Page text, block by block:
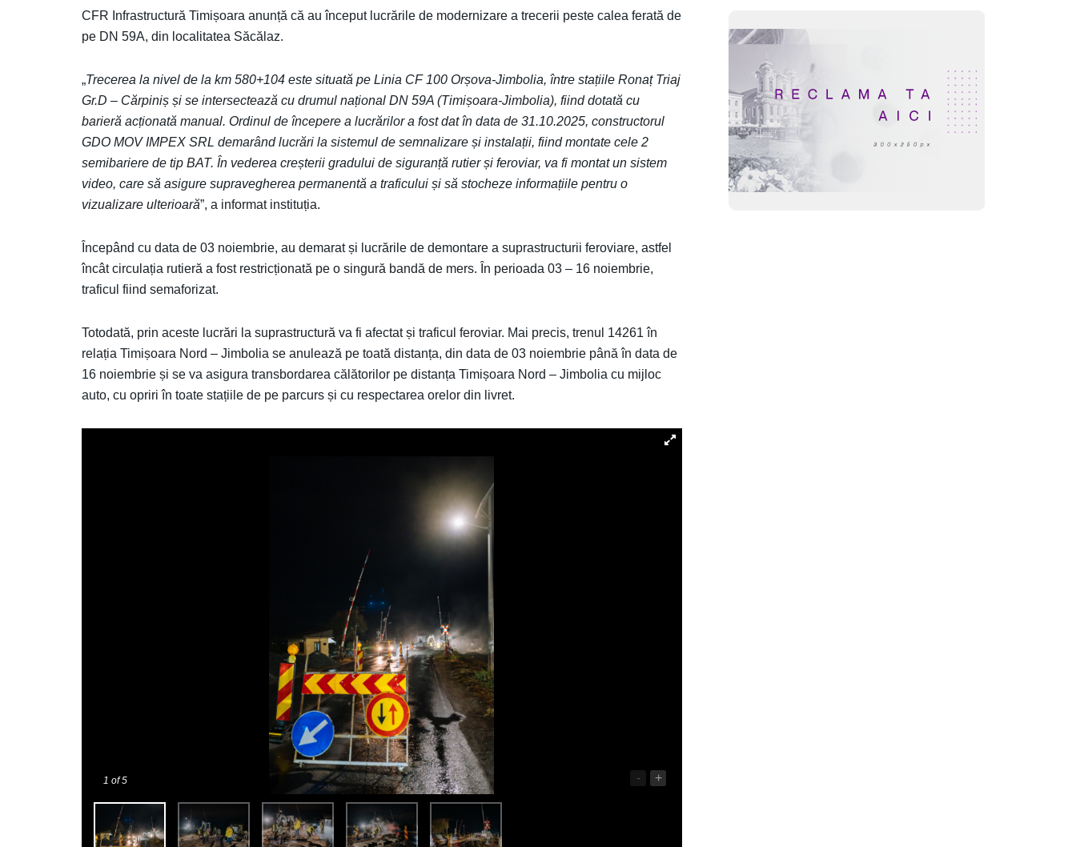
CFR Infrastructură Timișoara anunță că au început lucrările de modernizare a trecerii peste calea ferată de
pe DN 59A, din localitatea Săcălaz.
„Trecerea la nivel de la km 580+104 este situată pe Linia CF 100 Orșova-Jimbolia, între stațiile Ronaț Triaj
Gr.D – Cărpiniș și se intersectează cu drumul național DN 59A (Timișoara-Jimbolia), fiind dotată cu
barieră acționată manual. Ordinul de începere a lucrărilor a fost dat în data de 31.10.2025, constructorul
GDO MOV IMPEX SRL demarând lucrări la sistemul de semnalizare și instalații, fiind montate cele 2
semibariere de tip BAT. În vederea creșterii gradului de siguranță rutier și feroviar, va fi montat un sistem
video, care să asigure supravegherea permanentă a traficului și să stocheze informațiile pentru o
vizualizare ulterioară”, a informat instituția.
Începând cu data de 03 noiembrie, au demarat și lucrările de demontare a suprastructurii feroviare, astfel
încât circulația rutieră a fost restricționată pe o singură bandă de mers. În perioada 03 – 16 noiembrie,
traficul fiind semaforizat.
Totodată, prin aceste lucrări la suprastructură va fi afectat și traficul feroviar. Mai precis, trenul 14261 în
relația Timișoara Nord – Jimbolia se anulează pe toată distanța, din data de 03 noiembrie până în data de
16 noiembrie și se va asigura transbordarea călătorilor pe distanța Timișoara Nord – Jimbolia cu mijloc
auto, cu opriri în toate stațiile de pe parcurs și cu respectarea orelor din livret.
1 of 5 - +